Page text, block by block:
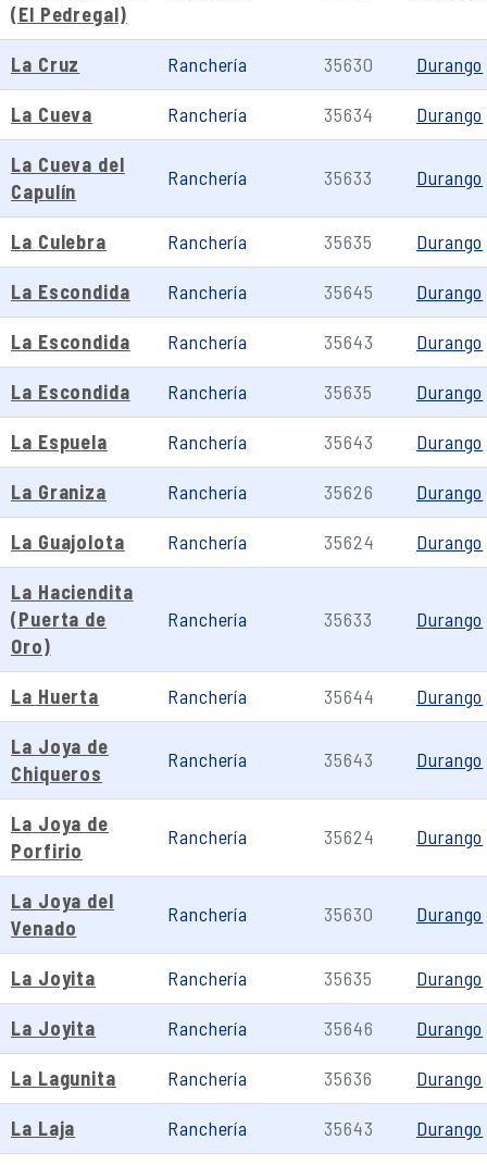
(El Pedregal)
La Cruz Ranchería 35630 Durango
La Cueva Ranchería 35634 Durango
La Cueva del
Capulín
Ranchería 35633 Durango
La Culebra Ranchería 35635 Durango
La Escondida Ranchería 35645 Durango
La Escondida Ranchería 35643 Durango
La Escondida Ranchería 35635 Durango
La Espuela Ranchería 35643 Durango
La Graniza Ranchería 35626 Durango
La Guajolota Ranchería 35624 Durango
La Haciendita
(Puerta de
Oro)
Ranchería 35633 Durango
La Huerta Ranchería 35644 Durango
La Joya de
Chiqueros
Ranchería 35643 Durango
La Joya de
Porfirio
Ranchería 35624 Durango
La Joya del
Venado
Ranchería 35630 Durango
La Joyita Ranchería 35635 Durango
La Joyita Ranchería 35646 Durango
La Lagunita Ranchería 35636 Durango
La Laja Ranchería 35643 Durango